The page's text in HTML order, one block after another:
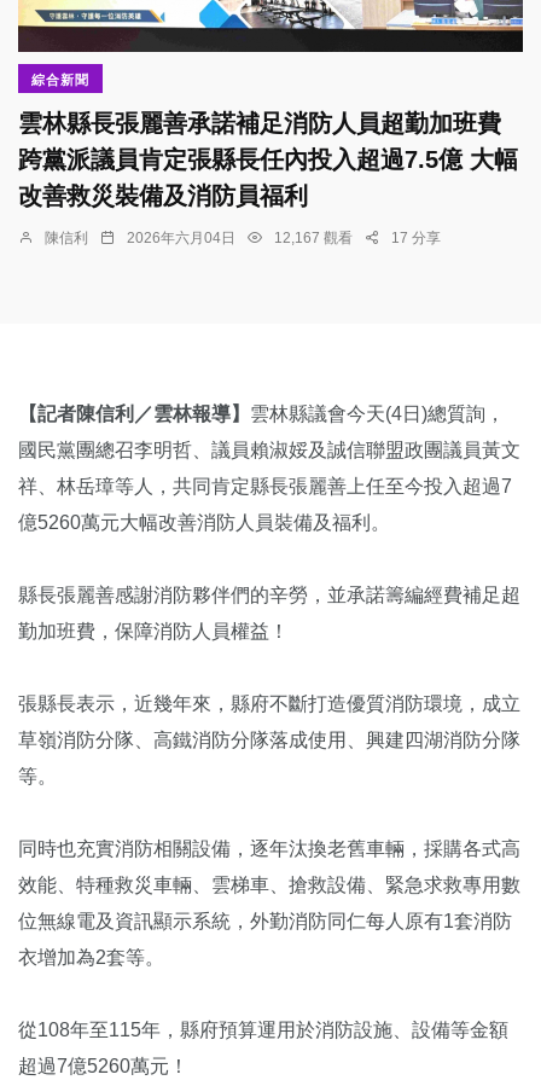
綜合新聞
雲林縣長張麗善承諾補足消防人員超勤加班費
跨黨派議員肯定張縣長任內投入超過7.5億 大幅
改善救災裝備及消防員福利
陳信利 2026年六月04日 12,167 觀看 17 分享
【記者陳信利／雲林報導】 雲林縣議會今天(4日)總質詢，
國民黨團總召李明哲、議員賴淑娞及誠信聯盟政團議員黃文
祥、林岳璋等人，共同肯定縣長張麗善上任至今投入超過7
億5260萬元大幅改善消防人員裝備及福利。
縣長張麗善感謝消防夥伴們的辛勞，並承諾籌編經費補足超
勤加班費，保障消防人員權益！
張縣長表示，近幾年來，縣府不斷打造優質消防環境，成立
草嶺消防分隊、高鐵消防分隊落成使用、興建四湖消防分隊
等。
同時也充實消防相關設備，逐年汰換老舊車輛，採購各式高
效能、特種救災車輛、雲梯車、搶救設備、緊急求救專用數
位無線電及資訊顯示系統，外勤消防同仁每人原有1套消防
衣增加為2套等。
從108年至115年，縣府預算運用於消防設施、設備等金額
超過7億5260萬元！